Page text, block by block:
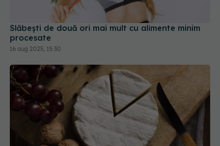
Slăbești de două ori mai mult cu alimente minim
16 aug 2025, 15:30